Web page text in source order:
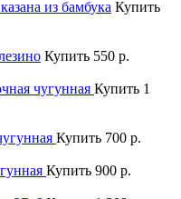
из бамбука Купить
Купить 550 р.
чугунная Купить 1
Купить 700 р.
Купить 900 р.